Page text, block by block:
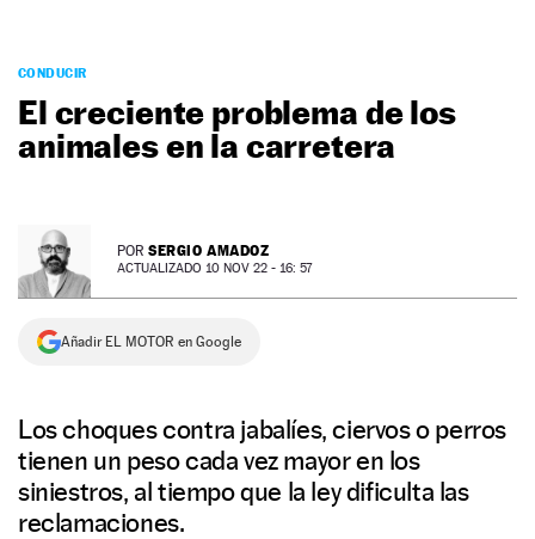
PODCAST
MOTOS
TECNOLOGÍA
PREMIOS
SERVICIOS
CONDUCIR
El creciente problema de los
animales en la carretera
POR SERGIO AMADOZ
ACTUALIZADO 10 NOV 22 - 16: 57
Añadir EL MOTOR en Google
Los choques contra jabalíes, ciervos o perros
tienen un peso cada vez mayor en los
siniestros, al tiempo que la ley dificulta las
reclamaciones.